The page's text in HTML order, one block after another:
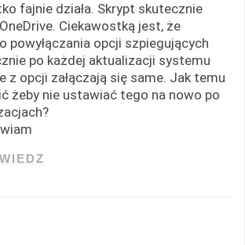
fajnie działa. Skrypt skutecznie
OneDrive. Ciekawostką jest, że
powyłączania opcji szpiegujących
po każdej aktualizacji systemu
z opcji załączają się same. Jak temu
żeby nie ustawiać tego na nowo po